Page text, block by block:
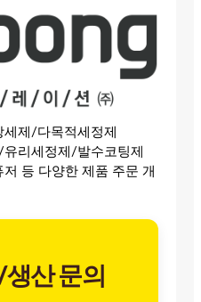
제/다목적세정제
리세정제/발수코팅제
등 다양한 제품 주문 개
산 문의